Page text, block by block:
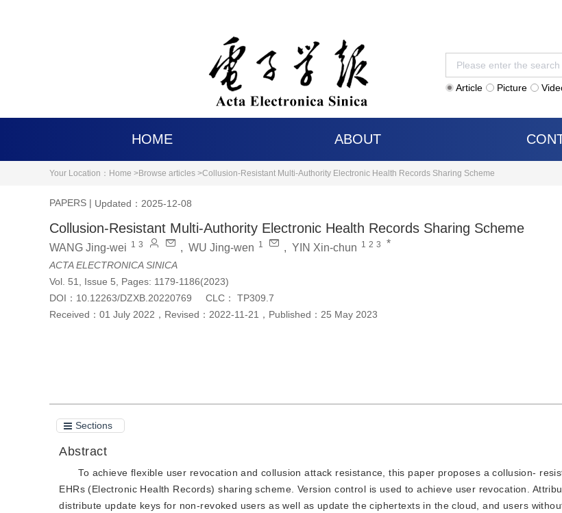
Article Picture
HOME ABOUT
Your Location： Home >Browse articles >Collusion-Resistant Multi-Authority Electronic Health Records Sharing Scheme
PAPERS | Updated：2025-12-08
Collusion-Resistant Multi-Authority Electronic Health Records Sharing Scheme
WANG Jing-wei 1 3 , WU Jing-wen 1 , YIN Xin-chun 1 2 3 *
ACTA ELECTRONICA SINICA
Vol. 51, Issue 5, Pages: 1179-1186(2023)
DOI： 10.12263/DZXB.20220769 CLC：
TP309.7
Received： 01 July 2022 ， Revised： 2022-11-21 ， Published： 25 May 2023
Sections
Abstract
To achieve flexible user revocation and collusion attack resistance, this paper proposes a collusion-
EHRs (Electronic Health Records) sharing scheme. Version control is used to achieve user revocation.
distribute update keys for non-revoked users as well as update the ciphertexts in the cloud, and users